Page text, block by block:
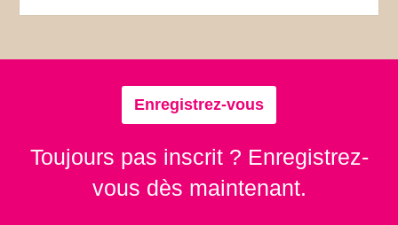
Enregistrez-vous
Toujours pas inscrit ? Enregistrez-
vous dès maintenant.